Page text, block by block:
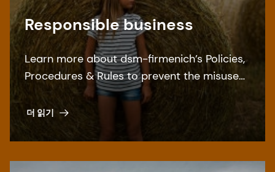
Responsible business
Learn more about dsm-firmenich’s Policies,
Procedures & Rules to prevent the misuse
of inside information.
더 읽기